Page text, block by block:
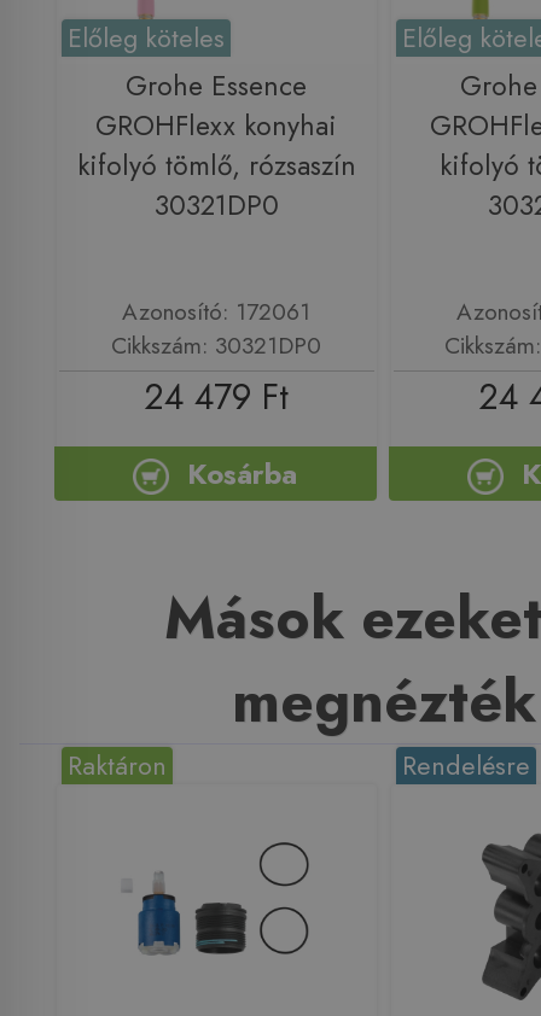
Előleg köteles
Grohe Essence
GROHFlexx konyhai
kifolyó tömlő, rózsaszín
30321DP0
Azonosító: 172061
Cikkszám: 30321DP0
24 479 Ft
Kosárba
Előleg
kifolyó
24
Mások
megnézték
Raktáron Rendelésre